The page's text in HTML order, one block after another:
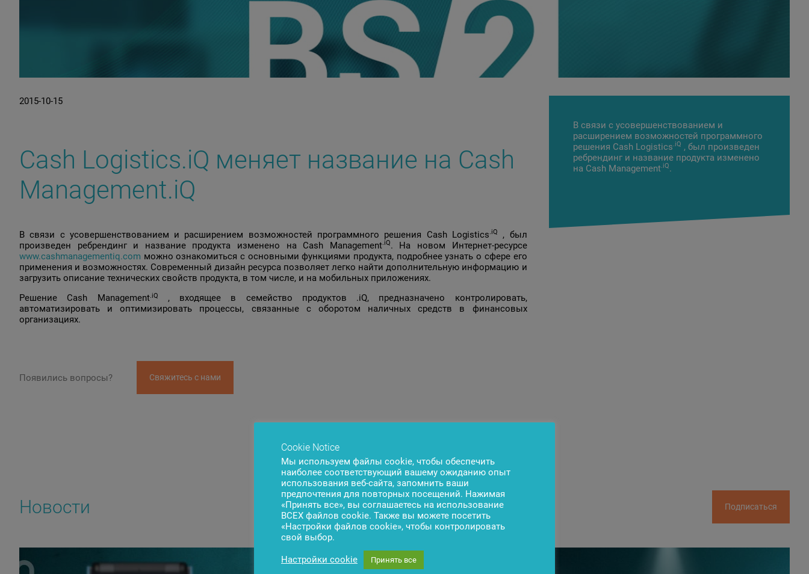
2015-10-15
Cash Logistics.iQ меняет название на Cash
Management.iQ
В связи с усовершенствованием и расширением возможностей программного решения Cash Logistics.iQ
, был
произведен ребрендинг и название продукта изменено на Cash Management.iQ. На новом Интернет-ресурсе
www.cashmanagementiq.com можно ознакомиться с основными функциями продукта, подробнее узнать о сфере его
применения и возможностях. Современный дизайн ресурса позволяет легко найти дополнительную информацию и
загрузить описание технических свойств продукта, в том числе, и на мобильных приложениях.
Решение Cash Management.iQ
, входящее в семейство продуктов .iQ, предназначено контролировать,
автоматизировать и оптимизировать процессы, связанные с оборотом наличных средств в финансовых
организациях.
Появились вопросы? Свяжитесь с нами
В связи с усовершенствованием и
расширением возможностей программного
решения Cash Logistics.iQ , был произведен
ребрендинг и название продукта изменено
на Cash Management.iQ.
Новости Подписаться
Cookie Notice
Мы используем файлы cookie, чтобы обеспечить
наиболее соответствующий вашему ожиданию опыт
использования веб-сайта, запомнить ваши
предпочтения для повторных посещений. Нажимая
«Принять все», вы соглашаетесь на использование
ВСЕХ файлов cookie. Также вы можете посетить
«Настройки файлов cookie», чтобы контролировать
свой выбор.
Настройки cookie Принять все